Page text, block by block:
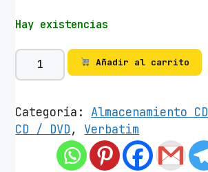
Hay existencias
C
D
R
V
Añadir al carrito
Categoría: Almacenamiento CD
CD / DVD, Verbatim